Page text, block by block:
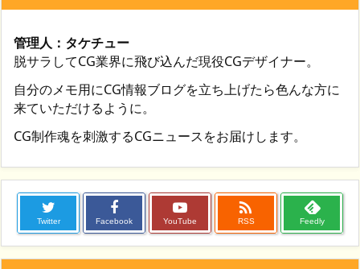
管理人：タケチュー
脱サラしてCG業界に飛び込んだ現役CGデザイナー。
自分のメモ用にCG情報ブログを立ち上げたら色んな方に
来ていただけるように。
CG制作魂を刺激するCGニュースをお届けします。
Twitter Facebook YouTube

RSS Feedly